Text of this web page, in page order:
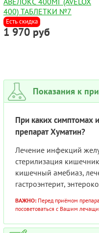
400) ТАБЛЕТКИ №7
Есть скидка
1 970 руб
Показания к
При каких симптомах
препарат Хуматин?
Лечение инфекций
стерилизация
кишечный амебиаз,
гастроэнтерит,
ВАЖНО: Перед приёмом
посоветоваться с Вашим